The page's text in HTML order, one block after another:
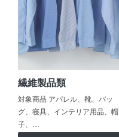
繊維製品類
対象商品 アパレル、靴、バッ
グ、寝具、インテリア用品、帽
子、…